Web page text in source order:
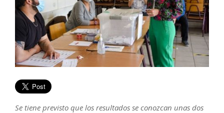
Se tiene previsto que los resultados se conozcan unas dos